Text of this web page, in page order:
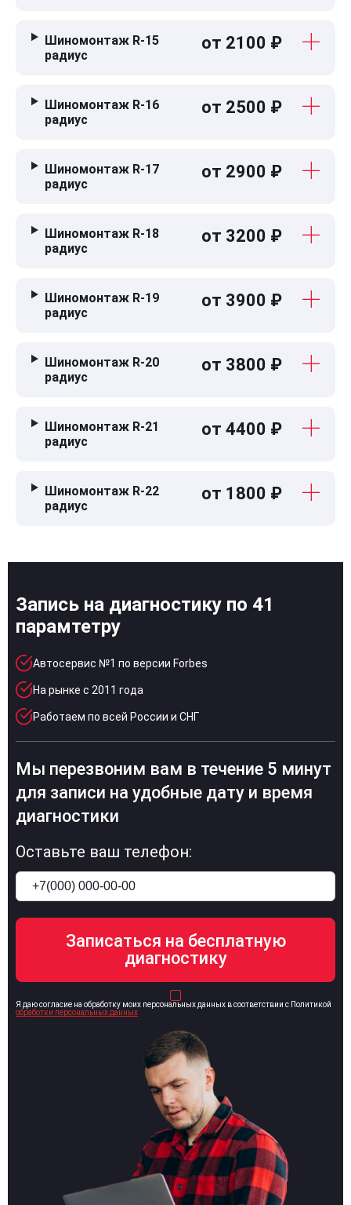
Шиномонтаж R-15
радиус
от 2100 ₽
Шиномонтаж R-16
радиус
от 2500 ₽
Шиномонтаж R-17
радиус
от 2900 ₽
Шиномонтаж R-18
радиус
от 3200 ₽
Шиномонтаж R-19
радиус
от 3900 ₽
Шиномонтаж R-20
радиус
от 3800 ₽
Шиномонтаж R-21
радиус
от 4400 ₽
Шиномонтаж R-22
радиус
от 1800 ₽
Запись на диагностику по 41
парамтетру
Автосервис №1 по версии Forbes
На рынке с 2011 года
Работаем по всей России и СНГ
Мы перезвоним вам в течение 5 минут
для записи на удобные дату и время
диагностики
Оставьте ваш телефон:
Я даю согласие на обработку моих персональных данных в соответствии с Политикой
обработки персональных данных